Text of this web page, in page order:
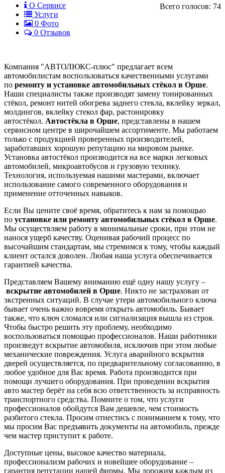
Всего голосов: 74
О Сервисе
Услуги
0 Фото
0 Отзывов
Компания "АВТОЛЮКС-плюс" предлагает всем
автомобилистам воспользоваться качественными услугами
по ремонту и установке автомобильных стёкол в Орше.
Наши специалисты также производят замену тонированных
стёкол, ремонт нитей обогрева заднего стекла, вклейку зеркал,
молдингов, вклейку стекол фар, растонировку
автостёкол. Автостёкла в Орше, представлены в нашем
сервисном центре в широчайшем ассортименте. Мы работаем
только с продукцией проверенных производителей,
заработавших хорошую репутацию на мировом рынке.
Установка автостёкол производится на все марки легковых
автомобилей, микроавтобусов и грузовую технику.
Технология, используемая нашими мастерами, включает
использование самого современного оборудования и
применение отточенных навыков.
Если Вы цените своё время, обратитесь к нам за помощью
по установке или ремонту автомобильных стёкол в Орше.
Мы осуществляем работу в минимальные сроки, при этом не
нанося ущерб качеству. Оценивая рабочий процесс по
высочайшим стандартам, мы стремимся к тому, чтобы каждый
клиент остался доволен. Любая наша услуга обеспечивается
гарантией качества.
Представляем Вашему вниманию ещё одну нашу услугу –
вскрытие автомобилей в Орше. Никто не застрахован от
экстренных ситуаций. В случае утери автомобильного ключа
бывает очень важно вовремя открыть автомобиль. Бывает
также, что ключ сломался или сигнализация вышла из строя.
Чтобы быстро решить эту проблему, необходимо
воспользоваться помощью профессионалов. Наши работники
произведут вскрытие автомобиля, исключив при этом любые
механические повреждения. Услуга аварийного вскрытия
дверей осуществляется, по предварительному согласованию, в
любое удобное для Вас время. Работа производится при
помощи лучшего оборудования. При проведении вскрытия
авто мастер берёт на себя всю ответственность за исправность
транспортного средства. Помните о том, что услуги
профессионалов обойдутся Вам дешевле, чем стоимость
разбитого стекла. Просим отнестись с пониманием к тому, что
мы просим Вас предъявить документы на автомобиль, прежде
чем мастер приступит к работе.
Доступные цены, высокое качество материала,
профессионализм рабочих и новейшее оборудование –
гарантия репутации нашей фирмы. Мы дорожим каждым из